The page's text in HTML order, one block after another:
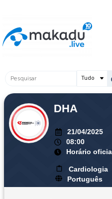
conteúdo
Pesquisar
DHA
21/04/2025
08:00
Horário
Cardiologia
Português